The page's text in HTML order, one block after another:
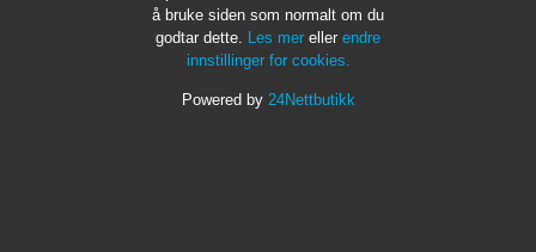
å bruke siden som normalt om du
godtar dette.
Les mer eller endre
innstillinger for cookies.
Powered by 24Nettbutikk